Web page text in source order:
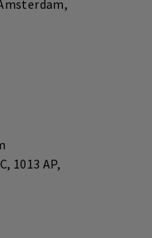
1013 AP,